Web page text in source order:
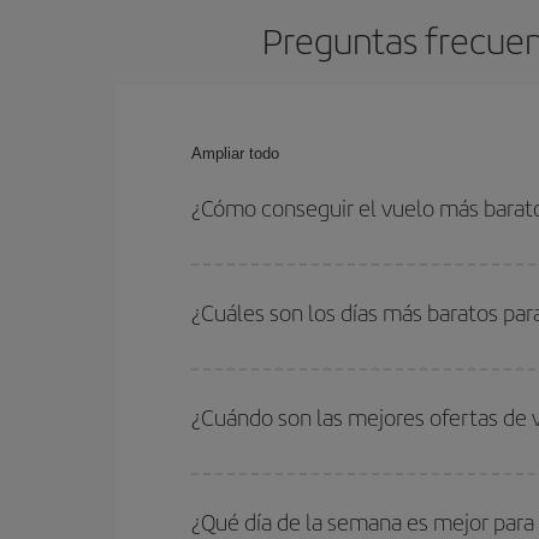
Preguntas
Ampliar todo
¿Cómo conseguir el vuelo más
fechas y horarios de ida y vuelta.
¿Cuáles son los días más baratos
quieres ir y en qué fechas habías pensado
para que puedas encontrar la mejor oferta.
¿Cuándo son las mejores ofertas de
periodos de vacaciones escolares son
¿Qué día de la semana es mejor